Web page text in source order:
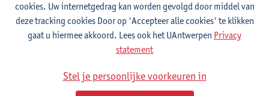
2026-2027 2025-2026 2024-2025
Antwerp in a global context.
Uitwisselingsprogramma Faculteit Letteren en Wijsbegeerte
cookies. Uw internetgedrag kan worden gevolgd door middel van
deze tracking cookies Door op 'Accepteer alle cookies' te klikken
gaat u hiermee akkoord. Lees ook het UAntwerpen Privacy
statement
Stel je persoonlijke voorkeuren in